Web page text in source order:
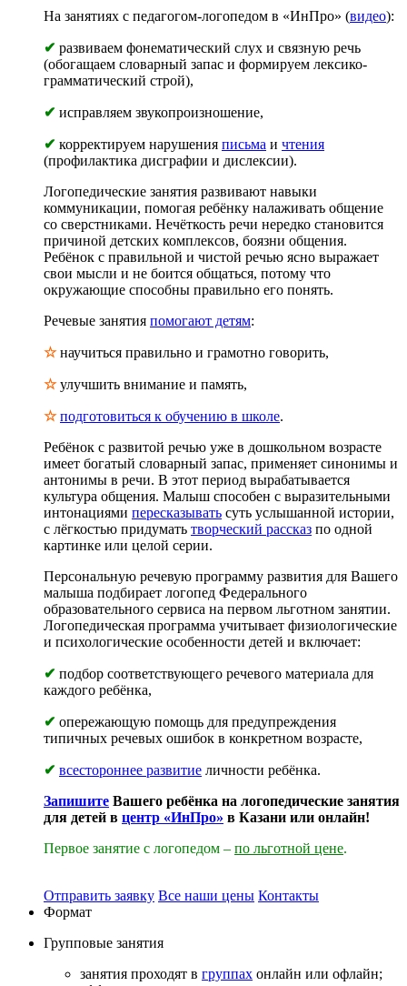
На занятиях с педагогом-логопедом в «ИнПро» (видео):
✔ развиваем фонематический слух и связную речь
(обогащаем словарный запас и формируем лексико-
грамматический строй),
✔ исправляем звукопроизношение,
✔ корректируем нарушения письма и чтения
(профилактика дисграфии и дислексии).
Логопедические занятия развивают навыки
коммуникации, помогая ребёнку налаживать общение
со сверстниками. Нечёткость речи нередко становится
причиной детских комплексов, боязни общения.
Ребёнок с правильной и чистой речью ясно выражает
свои мысли и не боится общаться, потому что
окружающие способны правильно его понять.
Речевые занятия помогают детям:
☆научиться правильно и грамотно говорить,
☆улучшить внимание и память,
☆подготовиться к обучению в школе.
Ребёнок с развитой речью уже в дошкольном возрасте
имеет богатый словарный запас, применяет синонимы и
антонимы в речи. В этот период вырабатывается
культура общения. Малыш способен с выразительными
интонациями пересказывать суть услышанной истории,
с лёгкостью придумать творческий рассказ по одной
картинке или целой серии.
Персональную речевую программу развития для Вашего
малыша подбирает логопед Федерального
образовательного сервиса на первом льготном занятии.
Логопедическая программа учитывает физиологические
и психологические особенности детей и включает:
✔ подбор соответствующего речевого материала для
каждого ребёнка,
✔ опережающую помощь для предупреждения
типичных речевых ошибок в конкретном возрасте,
✔ всестороннее развитие личности ребёнка.
Запишите Вашего ребёнка на логопедические занятия
для детей в центр «ИнПро» в Казани или онлайн!
Первое занятие с логопедом – по льготной цене.
Отправить заявку Все наши цены Контакты
Формат
Групповые занятия
занятия проходят в группах онлайн или офлайн;